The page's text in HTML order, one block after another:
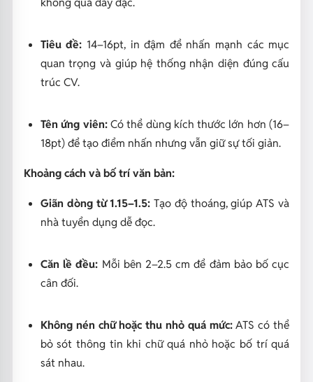
Tiêu đề: 14–16pt, in đậm để nhấn mạnh các mục
quan trọng và giúp hệ thống nhận diện đúng cấu
trúc CV.
Tên ứng viên:Có thể dùng kích thước lớn hơn (16–
18pt) để tạo điểm nhấn nhưng vẫn giữ sự tối giản.
Khoảng cách và bố trí văn bản:
Giãn dòng từ 1.15–1.5: Tạo độ thoáng, giúp ATS và
nhà tuyển dụng dễ đọc.
Căn lề đều: Mỗi bên 2–2.5 cm để đảm bảo bố cục
cân đối.
Không nén chữ hoặc thu nhỏ quá mức:ATS có thể
bỏ sót thông tin khi chữ quá nhỏ hoặc bố trí quá
sát nhau.